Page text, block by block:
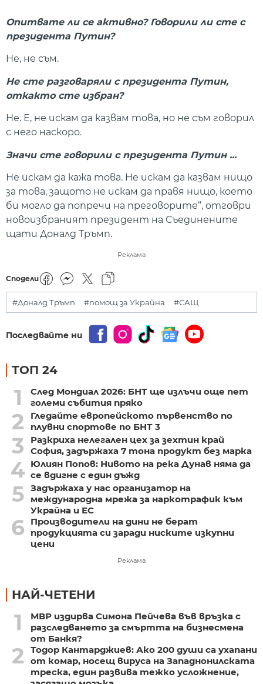
Опитвате ли се активно? Говорили ли сте с
президента Путин?
Не, не съм.
Не сте разговаряли с президента Путин,
откакто сте избран?
Не. Е, не искам да казвам това, но не съм говорил
с него наскоро.
Значи сте говорили с президента Путин ...
Не искам да кажа това. Не искам да казвам нищо
за това, защото не искам да правя нищо, което
би могло да попречи на преговорите“, отговри
новоизбраният президент на Съединените
щати Доналд Тръмп.
Реклама
Сподели
#Доналд Тръмп #помощ за Украйна #САЩ
Последвайте ни
ТОП 24
1
След Мондиал 2026: БНТ ще излъчи още пет
големи събития пряко
2
Гледайте европейското първенство по
плувни спортове по БНТ 3
3
Разкриха нелегален цех за зехтин край
София, задържаха 7 тона продукт без марка
4 Юлиян Попов: Нивото на река Дунав няма да
се вдигне с един дъжд
5 Задържаха у нас организатор на
международна мрежа за наркотрафик към
Украйна и ЕС
6
Производители на дини не берат
продукцията си заради ниските изкупни
цени
Реклама
НАЙ-ЧЕТЕНИ
1
МВР издирва Симона Пейчева във връзка с
разследването за смъртта на бизнесмена
от Банкя?
2
Тодор Кантарджиев: Ако 200 души са ухапани
от комар, носещ вируса на Западнонилската
треска, един развива тежко усложнение,